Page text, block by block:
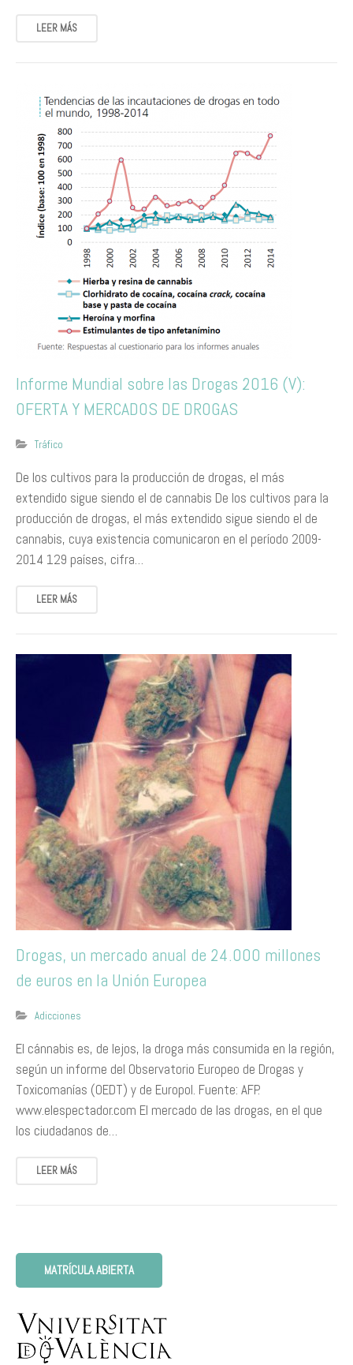
LEER MÁS
Informe Mundial sobre las Drogas 2016 (V):
OFERTA Y MERCADOS DE DROGAS
Tráfico
De los cultivos para la producción de drogas, el más
extendido sigue siendo el de cannabis De los cultivos para la
producción de drogas, el más extendido sigue siendo el de
cannabis, cuya existencia comunicaron en el período 2009-
2014 129 países, cifra…
LEER MÁS
Drogas, un mercado anual de 24.000 millones
de euros en la Unión Europea
Adicciones
​El cánnabis es, de lejos, la droga más consumida en la región,
según un informe del Observatorio Europeo de Drogas y
Toxicomanías (OEDT) y de Europol. Fuente: AFP.
www.elespectador.com El mercado de las drogas, en el que
los ciudadanos de…
LEER MÁS
MATRÍCULA ABIERTA